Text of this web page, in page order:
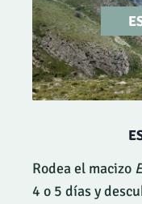
Rodea el macizo
4 o 5 días y